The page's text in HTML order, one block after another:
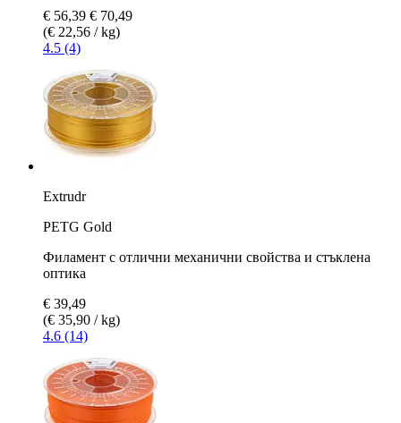
€ 56,39 € 70,49
(€ 22,56 / kg)
4.5 (4)
Extrudr
PETG Gold
Филамент с отлични механични свойства и стъклена
оптика
€ 39,49
(€ 35,90 / kg)
4.6 (14)